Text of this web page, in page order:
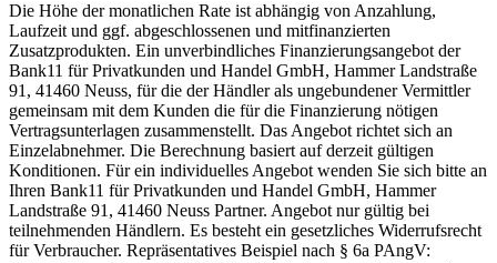
Die Höhe der monatlichen Rate ist abhängig von Anzahlung,
Laufzeit und ggf. abgeschlossenen und mitfinanzierten
Zusatzprodukten. Ein unverbindliches Finanzierungsangebot der
Bank11 für Privatkunden und Handel GmbH, Hammer Landstraße
91, 41460 Neuss, für die der Händler als ungebundener Vermittler
gemeinsam mit dem Kunden die für die Finanzierung nötigen
Vertragsunterlagen zusammenstellt. Das Angebot richtet sich an
Einzelabnehmer. Die Berechnung basiert auf derzeit gültigen
Konditionen. Für ein individuelles Angebot wenden Sie sich bitte an
Ihren Bank11 für Privatkunden und Handel GmbH, Hammer
Landstraße 91, 41460 Neuss Partner. Angebot nur gültig bei
teilnehmenden Händlern. Es besteht ein gesetzliches Widerrufsrecht
für Verbraucher. Repräsentatives Beispiel nach § 6a PAngV: